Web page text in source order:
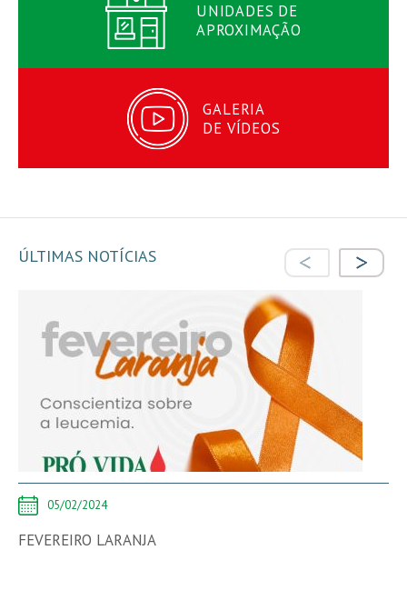
UNIDADES DE
APROXIMAÇÃO
GALERIA
DE VÍDEOS
ÚLTIMAS NOTÍCIAS
05/02/2024
FEVEREIRO LARANJA